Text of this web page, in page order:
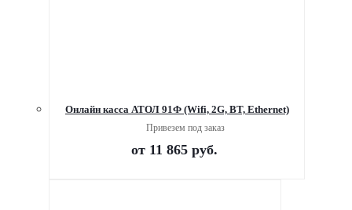
Онлайн касса АТОЛ 91Ф (Wifi, 2G, BT, Ethernet)
Привезем под заказ
от 11 865 руб.